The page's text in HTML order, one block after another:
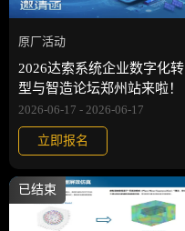
原厂活动
2026达索系统企业数字化转
型与智造论坛郑州站来啦！
2026-06-17 - 2026-06-17
立即报名
已结束